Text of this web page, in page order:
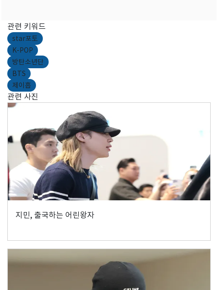
관련 키워드
star포토
K-POP
방탄소년단
BTS
제이홉
관련 사진
지민, 출국하는 어린왕자